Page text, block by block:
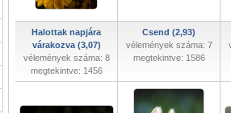
Halottak napjára
várakozva (3,07)
vélemények száma: 8
megtekintve: 1456
Csend (2,93)
vélemények száma: 7
megtekintve: 1586